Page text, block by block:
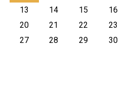
13 14 15
16
20 21 22
23
27 28 29
30